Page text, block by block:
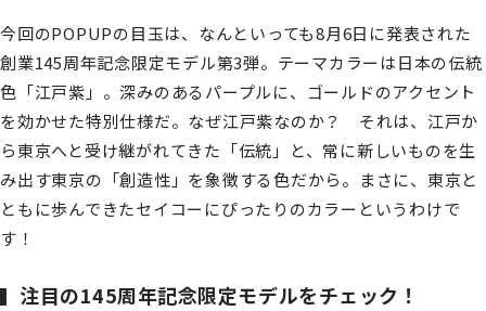
今回のPOPUPの目玉は、なんといっても8月6日に発表された
創業145周年記念限定モデル第3弾。テーマカラーは日本の伝統
色「江戸紫」。深みのあるパープルに、ゴールドのアクセント
を効かせた特別仕様だ。なぜ江戸紫なのか？ それは、江戸か
ら東京へと受け継がれてきた「伝統」と、常に新しいものを生
み出す東京の「創造性」を象徴する色だから。まさに、東京と
ともに歩んできたセイコーにぴったりのカラーというわけで
す！
注目の145周年記念限定モデルをチェック！